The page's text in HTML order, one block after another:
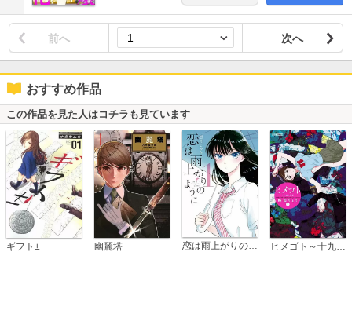
前へ 次へ
おすすめ作品
この作品を見た人はコチラも見ています
ギフト± 幽麗塔 恋は雨上がりのように